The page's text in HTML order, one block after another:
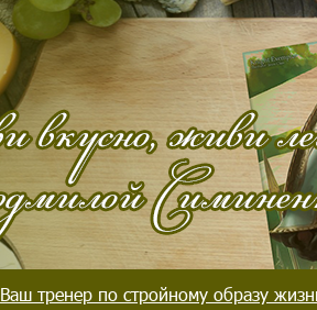
Ваш тренер по стройному образу